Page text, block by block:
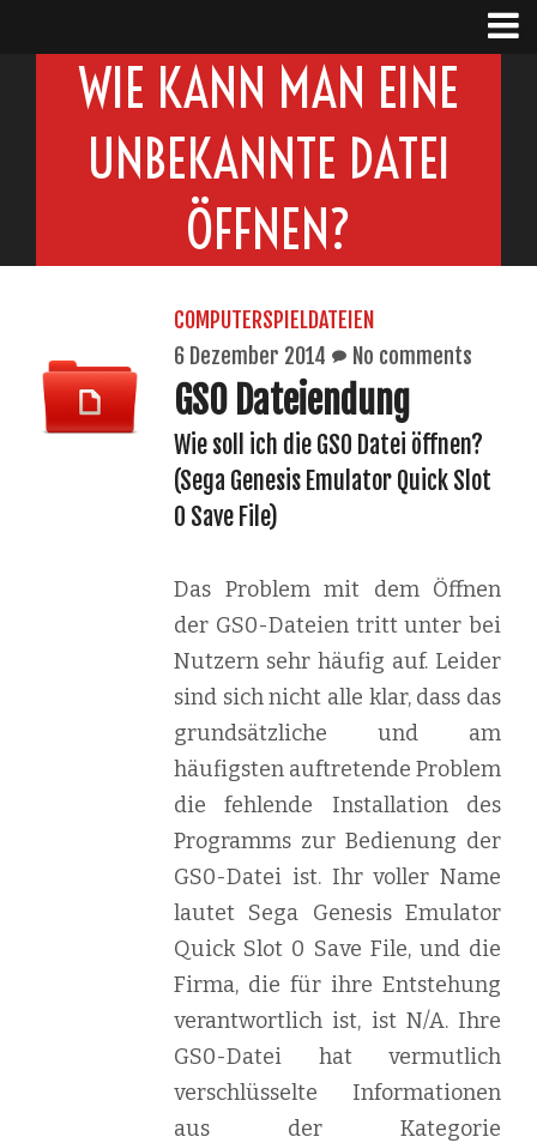
WIE KANN MAN EINE
UNBEKANNTE DATEI
ÖFFNEN?
COMPUTERSPIELDATEIEN
6 Dezember 2014
No comments
GS0 Dateiendung
Wie soll ich die GS0 Datei öffnen?
(Sega Genesis Emulator Quick Slot
0 Save File)
Das Problem mit dem Öffnen
der GS0-Dateien tritt unter bei
Nutzern sehr häufig auf. Leider
sind sich nicht alle klar, dass das
grundsätzliche und am
häufigsten auftretende Problem
die fehlende Installation des
Programms zur Bedienung der
GS0-Datei ist. Ihr voller Name
lautet Sega Genesis Emulator
Quick Slot 0 Save File, und die
Firma, die für ihre Entstehung
verantwortlich ist, ist N/A. Ihre
GS0-Datei hat vermutlich
verschlüsselte Informationen
aus der Kategorie